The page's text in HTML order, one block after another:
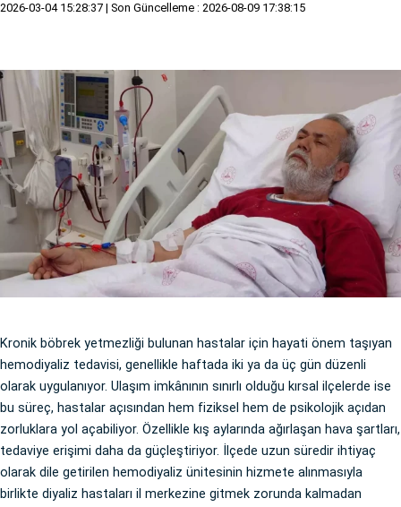
2026-03-04 15:28:37 | Son Güncelleme : 2026-08-09 17:38:15
Kronik böbrek yetmezliği bulunan hastalar için hayati önem taşıyan
hemodiyaliz tedavisi, genellikle haftada iki ya da üç gün düzenli
olarak uygulanıyor. Ulaşım imkânının sınırlı olduğu kırsal ilçelerde ise
bu süreç, hastalar açısından hem fiziksel hem de psikolojik açıdan
zorluklara yol açabiliyor. Özellikle kış aylarında ağırlaşan hava şartları,
tedaviye erişimi daha da güçleştiriyor. İlçede uzun süredir ihtiyaç
olarak dile getirilen hemodiyaliz ünitesinin hizmete alınmasıyla
birlikte diyaliz hastaları il merkezine gitmek zorunda kalmadan